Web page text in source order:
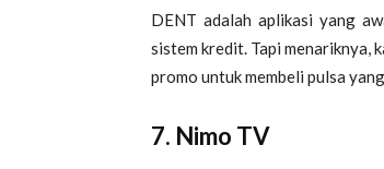
DENT adalah aplikasi yang
sistem kredit. Tapi menariknya,
promo untuk membeli pulsa
7. Nimo TV